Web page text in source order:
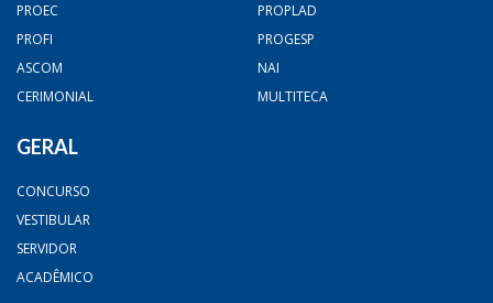
PROEC
PROPLAD
PROFI
PROGESP
ASCOM
NAI
CERIMONIAL
MULTITECA
GERAL
CONCURSO
VESTIBULAR
SERVIDOR
ACADÊMICO